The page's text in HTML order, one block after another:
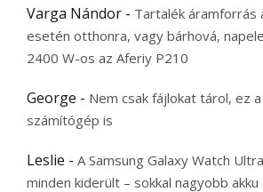
Varga Nándor - Tartalék áramforrás
esetén otthonra, vagy bárhová,
2400 W-os az Aferiy P210
George - Nem csak fájlokat tárol, ez
számítógép is
Leslie - A Samsung Galaxy Watch
minden kiderült – sokkal nagyobb